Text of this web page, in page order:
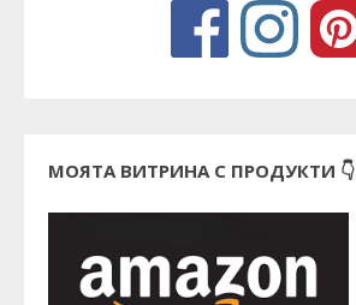
МОЯТА ВИТРИНА С ПРОДУКТИ 👇